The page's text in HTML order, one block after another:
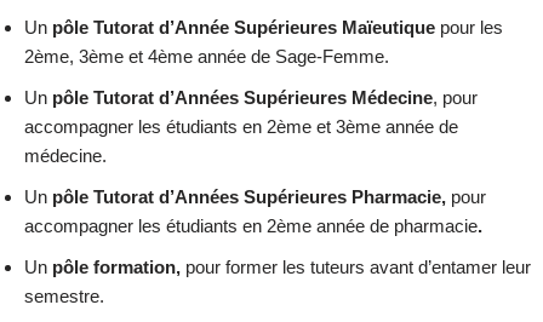
Un pôle Tutorat d’Année Supérieures Maïeutique pour les
2ème, 3ème et 4ème année de Sage-Femme.
Un pôle Tutorat d’Années Supérieures Médecine, pour
accompagner les étudiants en 2ème et 3ème année de
médecine.
Un pôle Tutorat d’Années Supérieures Pharmacie, pour
accompagner les étudiants en 2ème année de pharmacie.
Un pôle formation, pour former les tuteurs avant d’entamer leur
semestre.